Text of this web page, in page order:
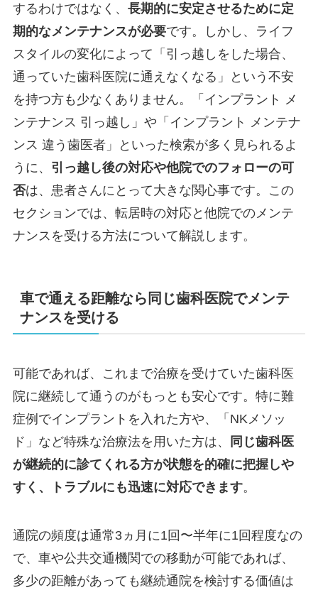
するわけではなく、 長期的に安定させるために定
期的なメンテナンスが必要です。しかし、ライフ
スタイルの変化によって「引っ越しをした場合、
通っていた歯科医院に通えなくなる」という不安
を持つ方も少なくありません。「インプラント メ
ンテナンス 引っ越し」や「インプラント メンテナ
ンス 違う歯医者」といった検索が多く見られるよ
うに、 引っ越し後の対応や他院でのフォローの可
否は、患者さんにとって大きな関心事です。この
セクションでは、転居時の対応と他院でのメンテ
ナンスを受ける方法について解説します。
車で通える距離なら同じ歯科医院でメンテ
ナンスを受ける
可能であれば、これまで治療を受けていた歯科医
院に継続して通うのがもっとも安心です。特に難
症例でインプラントを入れた方や、「NKメソッ
ド」など特殊な治療法を用いた方は、
同じ歯科医
が継続的に診てくれる方が状態を的確に把握しや
すく、トラブルにも迅速に対応できます。
通院の頻度は通常3ヵ月に1回〜半年に1回程度なの
で、車や公共交通機関での移動が可能であれば、
多少の距離があっても継続通院を検討する価値は